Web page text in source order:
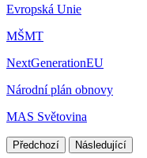
Evropská Unie
MŠMT
NextGenerationEU
Národní plán obnovy
MAS Světovina
Předchozí Následující